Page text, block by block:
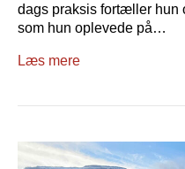
dags praksis fortæller hun
som hun oplevede på…
Læs mere